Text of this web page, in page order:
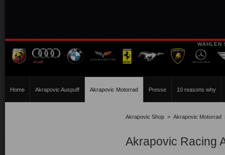
WÄHLEN
Home Akrapovic Auspuff Akrapovic Motorrad Presse 10 reasons why
Akrapovic Shop > Akrapovic Motorrad
Akrapovic Racing